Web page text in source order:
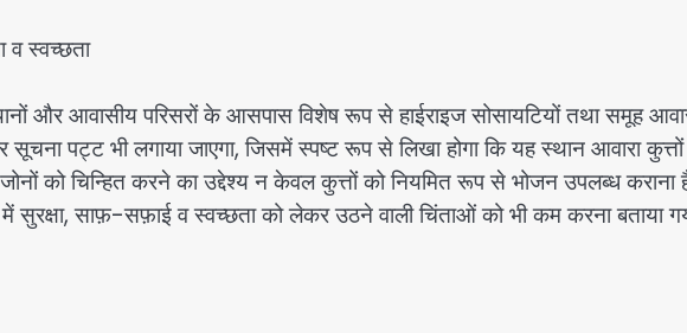
व स्वच्छता
और आवासीय परिसरों के आसपास विशेष रूप से हाईराइज सोसायटियों तथा समूह
पट्ट भी लगाया जाएगा, जिसमें स्पष्ट रूप से लिखा होगा कि यह स्थान आवारा
को चिन्हित करने का उद्देश्य न केवल कुत्तों को नियमित रूप से भोजन उपलब्ध कराना
सुरक्षा, साफ़-सफ़ाई व स्वच्छता को लेकर उठने वाली चिंताओं को भी कम करना बताया